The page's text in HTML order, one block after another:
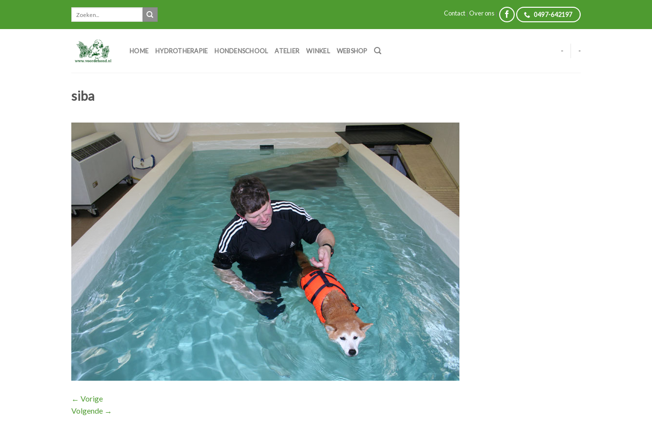
content
Contact| Over ons| 0497-642197
HOME HYDROTHERAPIE HONDENSCHOOL ATELIER WINKEL WEBSHOP - -
siba
← Vorige
Volgende →